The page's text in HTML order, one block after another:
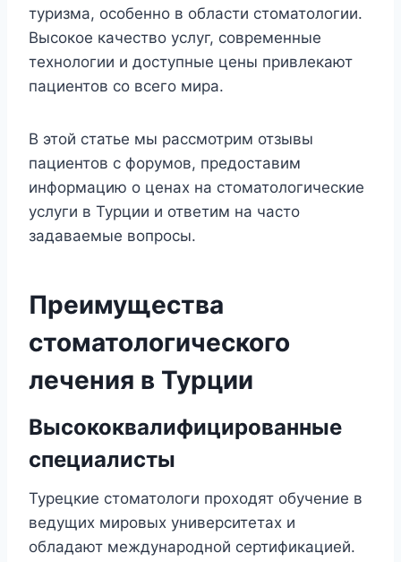
туризма, особенно в области стоматологии.
Высокое качество услуг, современные
технологии и доступные цены привлекают
пациентов со всего мира.
В этой статье мы рассмотрим отзывы
пациентов с форумов, предоставим
информацию о ценах на стоматологические
услуги в Турции и ответим на часто
задаваемые вопросы.
Преимущества
стоматологического
лечения в Турции
Высококвалифицированные
специалисты
Турецкие стоматологи проходят обучение в
ведущих мировых университетах и
обладают международной сертификацией.